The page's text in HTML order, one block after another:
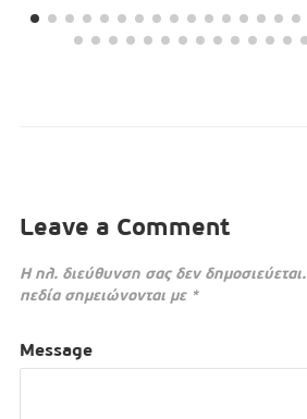
Leave a Comment
Η ηλ. διεύθυνση σας δεν δημοσιεύεται.
πεδία σημειώνονται με *
Message